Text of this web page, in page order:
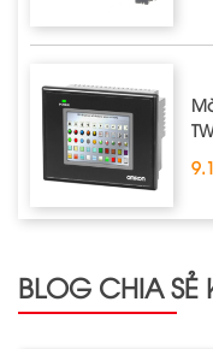
BLOG CHIA SẺ